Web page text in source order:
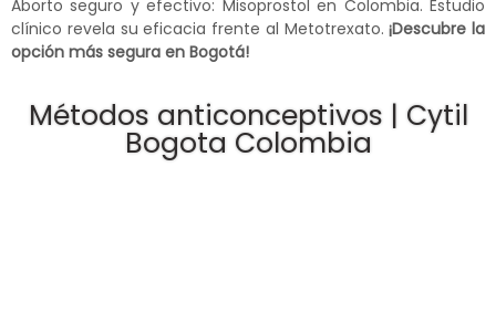
Aborto seguro y efectivo: Misoprostol en Colombia. Estudio
clínico revela su eficacia frente al Metotrexato.¡Descubre la
opción más segura en Bogotá!
Métodos anticonceptivos | Cytil
Bogota Colombia